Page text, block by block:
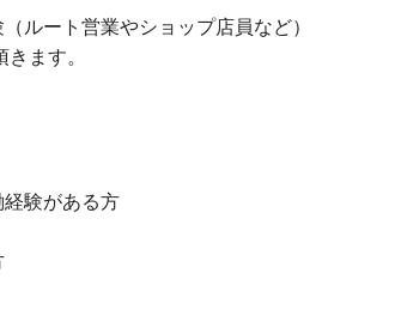
ルート営業やショップ店員など）
ます。
経験がある方